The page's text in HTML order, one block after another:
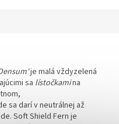
je malá vždyzelená
sa lístočkamina
sa darí v neutrálnej až
Soft Shield Fern je